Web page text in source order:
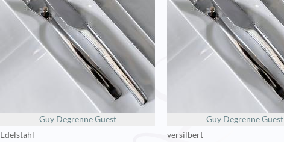
Guy Degrenne Guest
Edelstahl
Guy Degrenne Guest
versilbert